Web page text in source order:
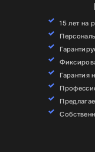
15 лет на
Гарантия